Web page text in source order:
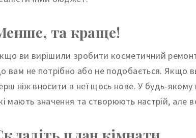
та краще!
ви вирішили зробити косметичний
вам не потрібно або не подобається. Якщо
ніж вносити в неї щось нове. У будь-
мають значення та створюють настрій, але